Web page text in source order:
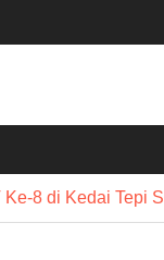
8 di Kedai Tepi